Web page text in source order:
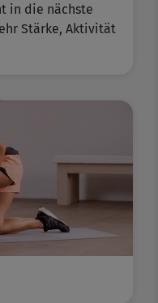
in die nächste
Stärke, Aktivität